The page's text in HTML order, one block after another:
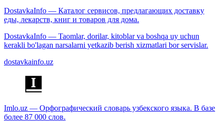
DostavkaInfo — Каталог сервисов, предлагающих доставку
еды, лекарств, книг и товаров для дома.
DostavkaInfo — Taomlar, dorilar, kitoblar va boshqa uy uchun
kerakli bo'lagan narsalarni yetkazib berish xizmatlari bor servislar.
dostavkainfo.uz
Imlo.uz — Орфографический словарь узбекского языка. В базе
более 87 000 слов.